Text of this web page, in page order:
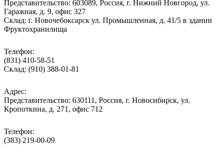
Представительство: 603089, Россия, г. Нижний Новгород, ул.
Гаражная, д. 9, офис 327
Склад: г. Новочебоксарск ул. Промышленная, д. 41/5 в здании
Фруктохранилища
Телефон:
(831) 410-58-51
Склад: (910) 388-01-81
Адрес:
Представительство: 630111, Россия, г. Новосибирск, ул.
Кропоткина, д. 271, офис 712
Телефон:
(383) 219-00-09